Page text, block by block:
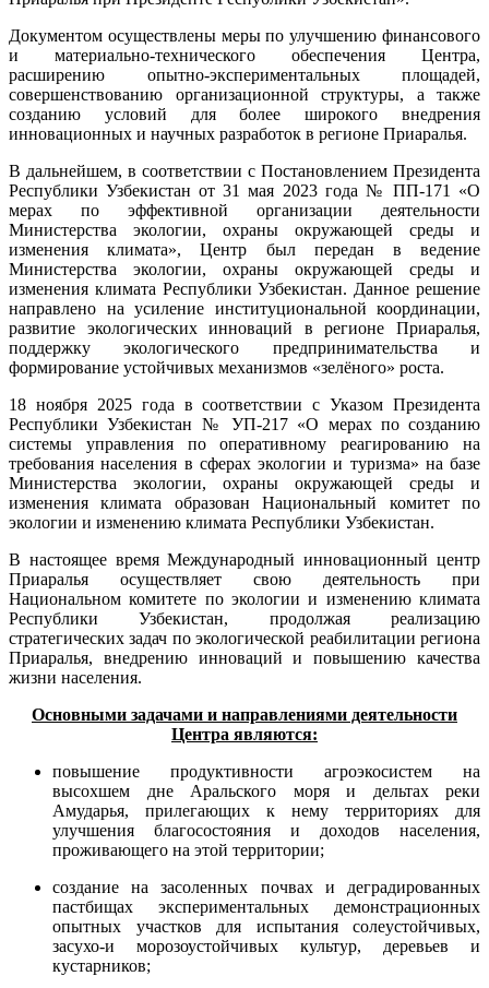
Документом осуществлены меры по улучшению финансового
и материально-технического обеспечения Центра,
расширению опытно-экспериментальных площадей,
совершенствованию организационной структуры, а также
созданию условий для более широкого внедрения
инновационных и научных разработок в регионе Приаралья.
В дальнейшем, в соответствии с Постановлением Президента
Республики Узбекистан от 31 мая 2023 года № ПП-171 «О
мерах по эффективной организации деятельности
Министерства экологии, охраны окружающей среды и
изменения климата», Центр был передан в ведение
Министерства экологии, охраны окружающей среды и
изменения климата Республики Узбекистан. Данное решение
направлено на усиление институциональной координации,
развитие экологических инноваций в регионе Приаралья,
поддержку экологического предпринимательства и
формирование устойчивых механизмов «зелёного» роста.
18 ноября 2025 года в соответствии с Указом Президента
Республики Узбекистан № УП-217 «О мерах по созданию
системы управления по оперативному реагированию на
требования населения в сферах экологии и туризма» на базе
Министерства экологии, охраны окружающей среды и
изменения климата образован Национальный комитет по
экологии и изменению климата Республики Узбекистан.
В настоящее время Международный инновационный центр
Приаралья осуществляет свою деятельность при
Национальном комитете по экологии и изменению климата
Республики Узбекистан, продолжая реализацию
стратегических задач по экологической реабилитации региона
Приаралья, внедрению инноваций и повышению качества
жизни населения.
Основными задачами и направлениями деятельности
Центра являются:
повышение продуктивности агроэкосистем на
высохшем дне Аральского моря и дельтах реки
Амударья, прилегающих к нему территориях для
улучшения благосостояния и доходов населения,
проживающего на этой территории;
создание на засоленных почвах и деградированных
пастбищах экспериментальных демонстрационных
опытных участков для испытания солеустойчивых,
засухо-и морозоустойчивых культур, деревьев и
кустарников;